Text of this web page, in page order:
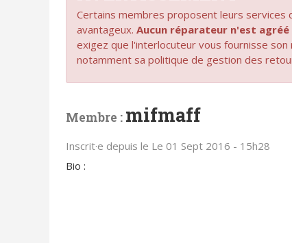
Certains membres proposent leurs services
avantageux. Aucun réparateur n'est
exigez que l'interlocuteur vous fournisse
notamment sa politique de gestion des
Membre : mifmaff
Inscrit·e depuis le Le 01 Sept 2016 - 15h28
Bio :